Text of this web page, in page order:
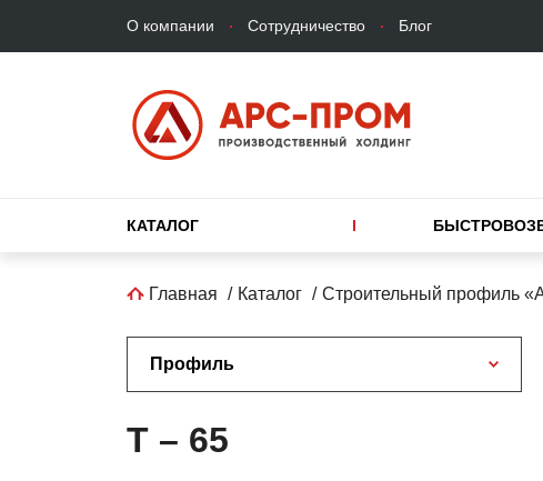
Верхнее
меню
О компании Сотрудничество Блог
Основная
КАТАЛОГ
Строка
Главная Каталог Строительный профиль
Профиль
T – 65